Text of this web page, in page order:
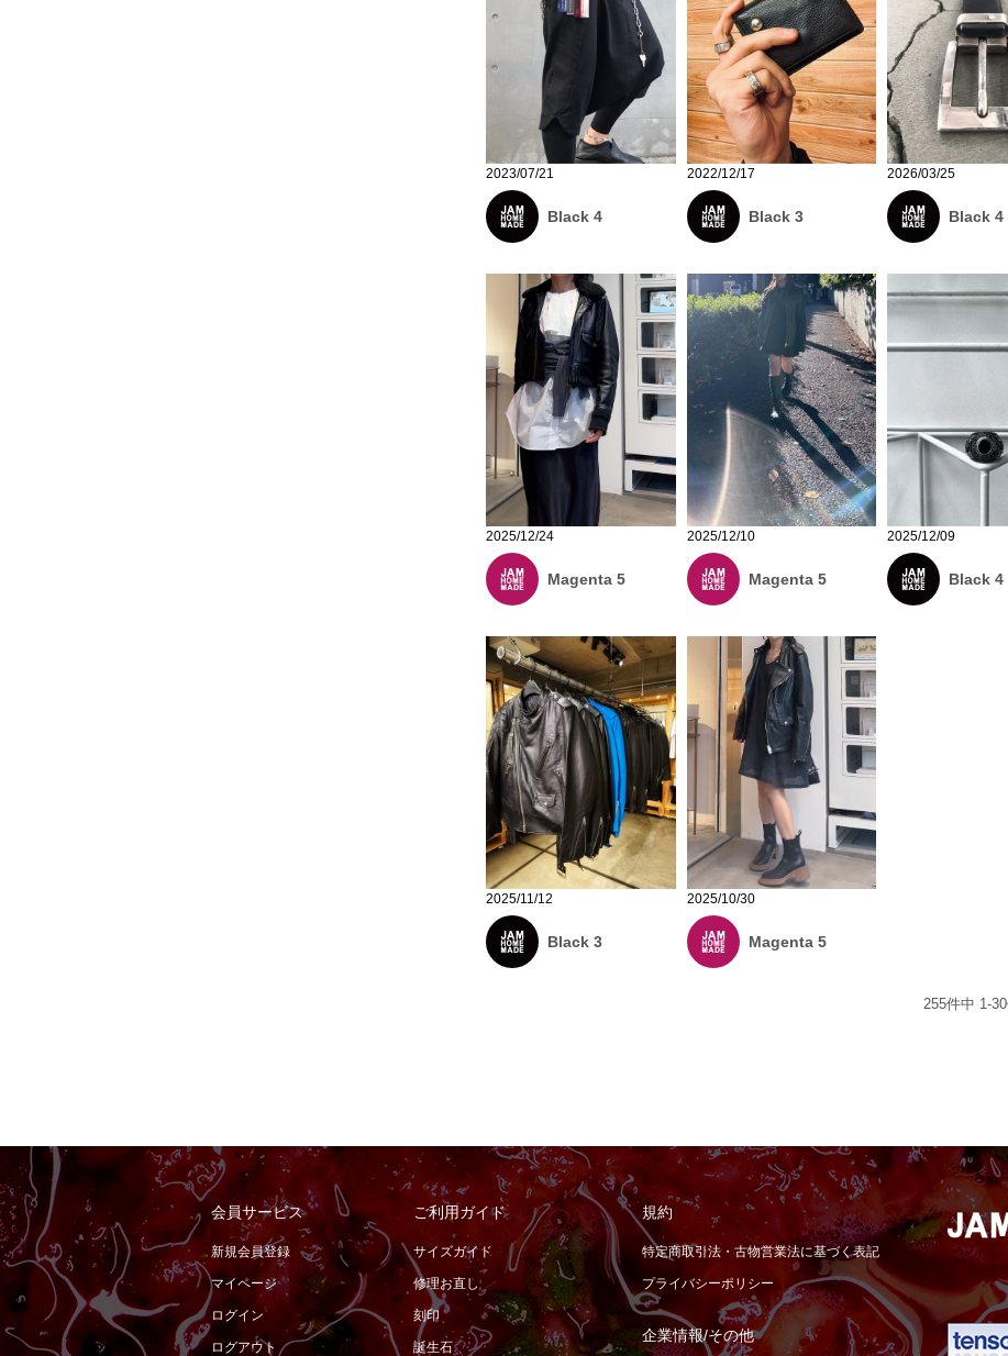
2023/07/21
Black 4
2022/12/17
Black 3
2026/03/25
Black 4
2025/12/24
Magenta 5
2025/12/10
Magenta 5
2025/12/09
Black 4
2025/11/12
Black 3
2025/10/30
Magenta 5
255件中 1-30
会員サービス
新規会員登録
マイページ
ログイン
ログアウト
ご利用ガイド
サイズガイド
修理お直し
刻印
誕生石
規約
特定商取引法・古物営業法に基づく表記
プライバシーポリシー
企業情報/その他